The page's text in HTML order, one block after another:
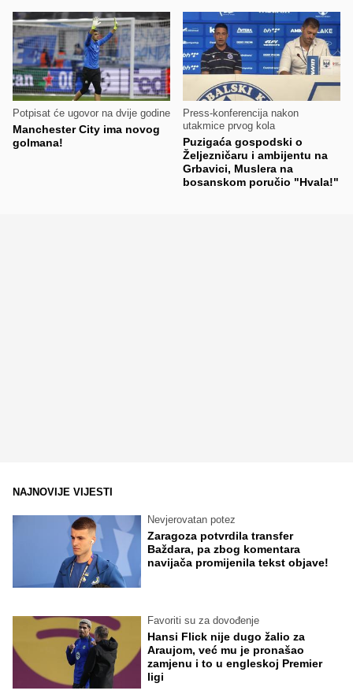
Potpisat će ugovor na dvije godine
Manchester City ima novog
golmana!
Press-konferencija nakon
utakmice prvog kola
Puzigaća gospodski o
Željezničaru i ambijentu na
Grbavici, Muslera na
bosanskom poručio "Hvala!"
NAJNOVIJE VIJESTI
Nevjerovatan potez
Zaragoza potvrdila transfer
Baždara, pa zbog komentara
navijača promijenila tekst objave!
Favoriti su za dovođenje
Hansi Flick nije dugo žalio za
Araujom, već mu je pronašao
zamjenu i to u engleskoj Premier
ligi